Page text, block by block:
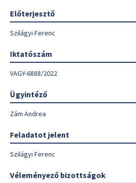
Előterjesztő
Szilágyi Ferenc
Iktatószám
VAGY-6888/2022
Ügyintéző
Zám Andrea
Feladatot jelent
Szilágyi Ferenc
Véleményező bizottságok